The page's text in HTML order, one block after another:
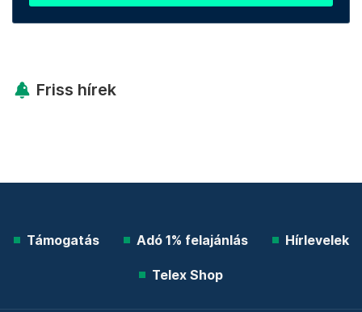
Friss hírek
Támogatás Adó 1% felajánlás Hírlevelek
Telex Shop